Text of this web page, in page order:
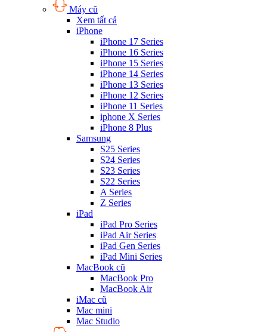
Máy cũ
Xem tất cả
iPhone
iPhone 17 Series
iPhone 16 Series
iPhone 15 Series
iPhone 14 Series
iPhone 13 Series
iPhone 12 Series
iPhone 11 Series
iphone X Series
iPhone 8 Plus
Samsung
S25 Series
S24 Series
S23 Series
S22 Series
A Series
Z Series
iPad
iPad Pro Series
iPad Air Series
iPad Gen Series
iPad Mini Series
MacBook cũ
MacBook Pro
MacBook Air
iMac cũ
Mac mini
Mac Studio